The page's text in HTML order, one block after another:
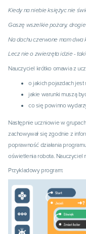
Kiedy na niebie księżyc nie
Gaszę wszelkie pożary, drogie
Na dachu czerwone mam dwa
Lecz nie o zwierzęta idzie -
Nauczyciel krótko omawia z
o jakich pojazdach jest
jakie warunki muszą
co się powinno
Następnie uczniowie w
zachowywał się zgodnie z
poprawność działania
oświetlenia robota.
Przykladowy program: